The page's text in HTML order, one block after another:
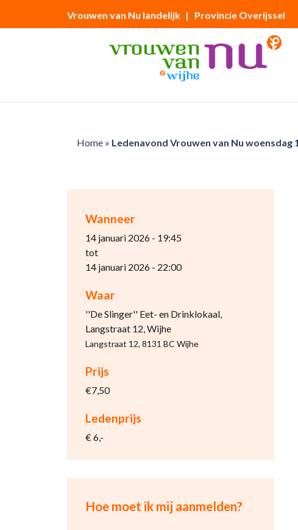
Vrouwen van Nu landelijk | Provincie Overijssel
Home» Ledenavond Vrouwen van Nu woensdag
Wanneer
14 januari 2026 - 19:45
tot
14 januari 2026 - 22:00
Waar
''De Slinger'' Eet- en Drinklokaal,
Langstraat 12, Wijhe
Langstraat 12, 8131 BC Wijhe
Prijs
€7,50
Ledenprijs
€ 6,-
Hoe moet ik mij aanmelden?